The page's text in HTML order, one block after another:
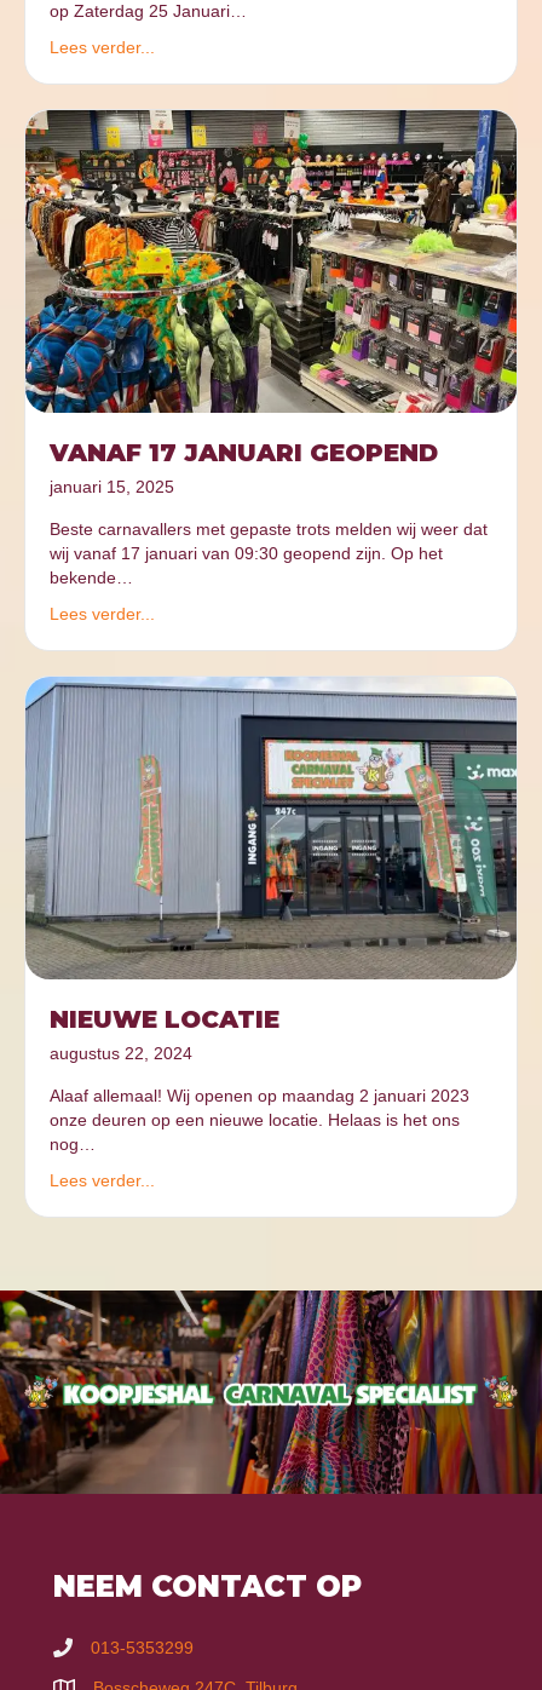
op Zaterdag 25 Januari…
Lees verder...
VANAF 17 JANUARI GEOPEND
januari 15, 2025
Beste carnavallers met gepaste trots melden wij weer dat
wij vanaf 17 januari van 09:30 geopend zijn. Op het
bekende…
Lees verder...
NIEUWE LOCATIE
augustus 22, 2024
Alaaf allemaal! Wij openen op maandag 2 januari 2023
onze deuren op een nieuwe locatie. Helaas is het ons
nog…
Lees verder...
NEEM CONTACT OP
013-5353299